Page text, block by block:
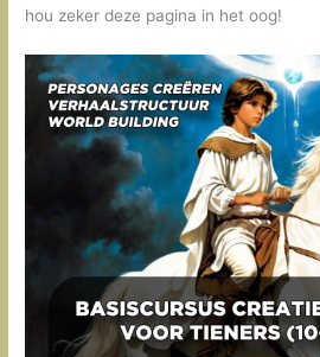
hou zeker deze pagina in het oog!